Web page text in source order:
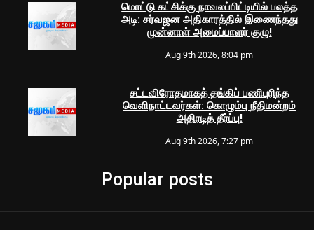
மொட்டு கட்சிக்கு நாவலப்பிட்டியில் பலத்த
அடி: சர்வஜன அதிகாரத்தில் இணைந்தது
முன்னாள் அமைப்பாளர் குழு!
Aug 9th 2026, 8:04 pm
சட்டவிரோதமாகத் தங்கிப் பணிபுரிந்த
வெளிநாட்டவர்கள்: கொழும்பு நீதிமன்றம்
அதிரடித் தீர்ப்பு!
Aug 9th 2026, 7:27 pm
Popular posts